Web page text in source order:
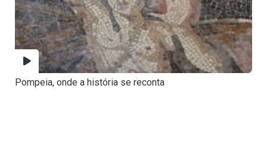
Pompeia, onde a história se reconta